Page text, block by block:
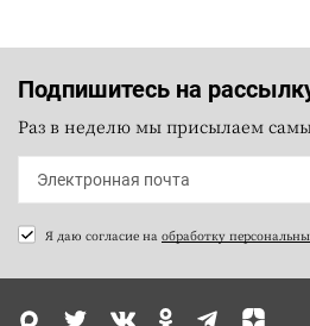
Подпишитесь на
Раз в неделю мы присылаем
Я даю согласие на обработку